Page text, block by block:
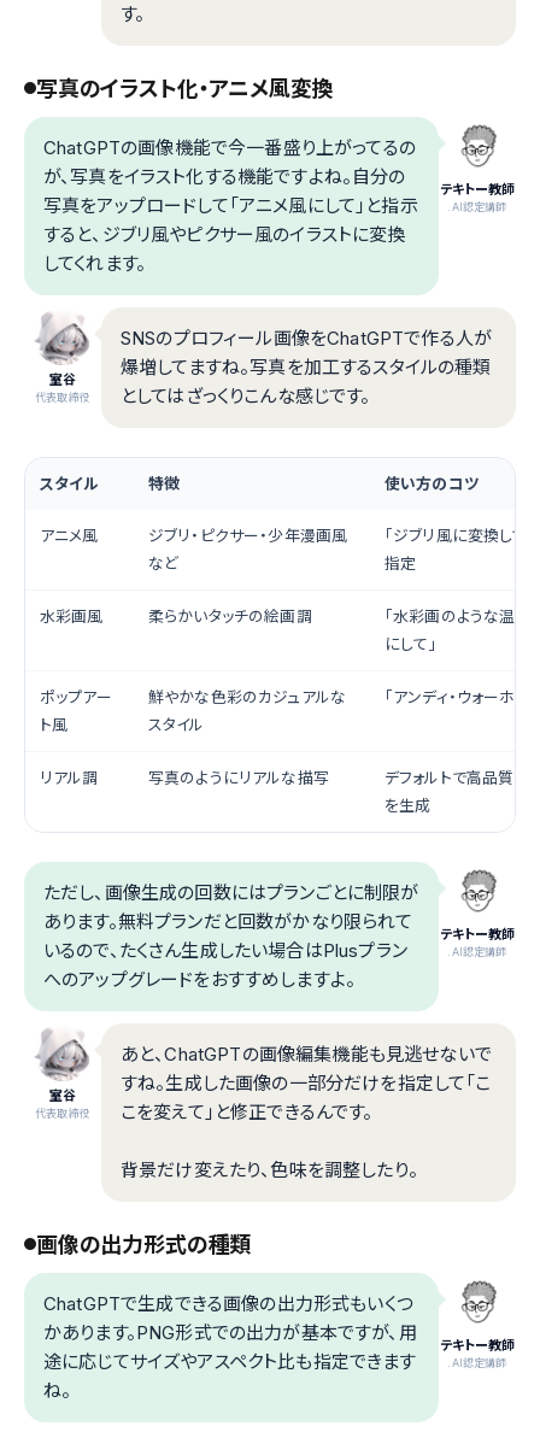
す。
写真のイラスト化・アニメ風変換
テキトー教師
.AI認定講師
ChatGPTの画像機能で今一番盛り上がってるの
が、写真をイラスト化する機能ですよね。自分の
写真をアップロードして「アニメ風にして」と指示
すると、ジブリ風やピクサー風のイラストに変換
してくれます。
室谷
代表取締役
SNSのプロフィール画像をChatGPTで作る人が
爆増してますね。写真を加工するスタイルの種類
としてはざっくりこんな感じです。
スタイル 特徴 使い方のコツ
アニメ風
ジブリ・ピクサー・少年漫画風
など
「ジブリ風に変換して
指定
水彩画風 柔らかいタッチの絵画調
「水彩画のような温か
にして」
ポップアー
ト風
鮮やかな色彩のカジュアルな
スタイル
「アンディ・ウォーホル
リアル調 写真のようにリアルな描写
デフォルトで高品質な
を生成
テキトー教師
.AI認定講師
ただし、画像生成の回数にはプランごとに制限が
あります。無料プランだと回数がかなり限られて
いるので、たくさん生成したい場合はPlusプラン
へのアップグレードをおすすめしますよ。
室谷
代表取締役
あと、ChatGPTの画像編集機能も見逃せないで
すね。生成した画像の一部分だけを指定して「こ
こを変えて」と修正できるんです。
背景だけ変えたり、色味を調整したり。
画像の出力形式の種類
テキトー教師
.AI認定講師
ChatGPTで生成できる画像の出力形式もいくつ
かあります。PNG形式での出力が基本ですが、用
途に応じてサイズやアスペクト比も指定できます
ね。